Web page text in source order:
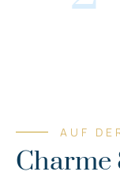
AUF
Charme